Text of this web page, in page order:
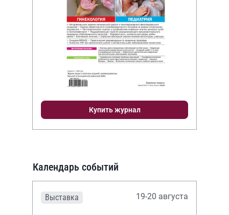
Купить журнал
Календарь событий
Выставка 19-20 августа